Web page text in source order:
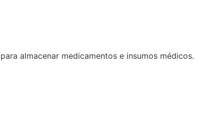
almacenar medicamentos e insumos médicos.